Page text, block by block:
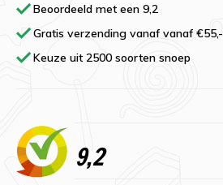
Beoordeeld met een 9,2
Gratis verzending vanaf vanaf €55,-
Keuze uit 2500 soorten snoep
9,2